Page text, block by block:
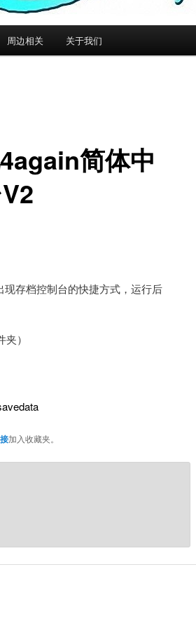
周边相关 关于我们
简体中
存档控制台的快捷方式，运行后
）
加入收藏夹。